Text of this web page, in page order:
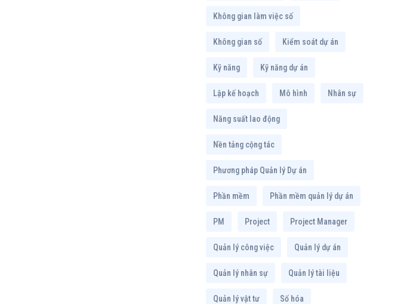
Không gian làm việc số
Không gian số Kiểm soát dự án
Kỹ năng Kỹ năng dự án
Lập kế hoạch Mô hình Nhân sự
Năng suất lao động
Nền tảng cộng tác
Phương pháp Quản lý Dự án
Phần mềm Phần mềm quản lý dự án
PM Project Project Manager
Quản lý công việc Quản lý dự án
Quản lý nhân sự Quản lý tài liệu
Quản lý vật tư Số hóa